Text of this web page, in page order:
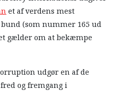
et af verdens mest
(som nummer 165 ud
gælder om at bekæmpe
udgør en af de
og fremgang i